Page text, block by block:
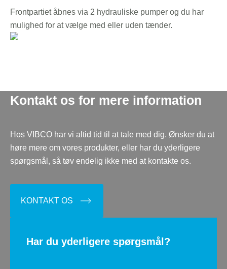
Frontpartiet åbnes via 2 hydrauliske pumper og du har
mulighed for at vælge med eller uden tænder.
Kontakt os for mere information
Hos VIBCO har vi altid tid til at tale med dig. Ønsker du at
høre mere om vores produkter, eller har du yderligere
spørgsmål, så tøv endelig ikke med at kontakte os.
KONTAKT OS
Har du yderligere spørgsmål?